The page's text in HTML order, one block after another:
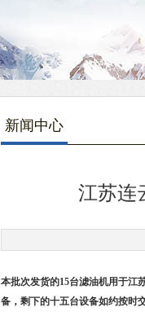
新闻中心
江苏连
本批次发货的15台滤油机用于江
备，剩下的十五台设备如约按时